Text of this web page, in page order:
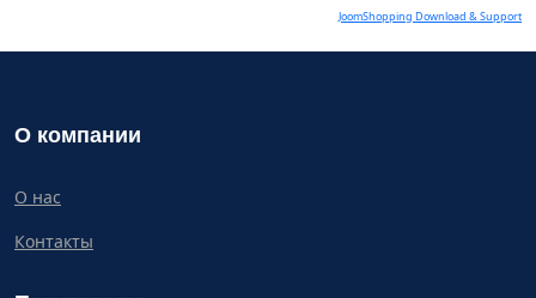
JoomShopping Download & Support
О компании
О нас
Контакты